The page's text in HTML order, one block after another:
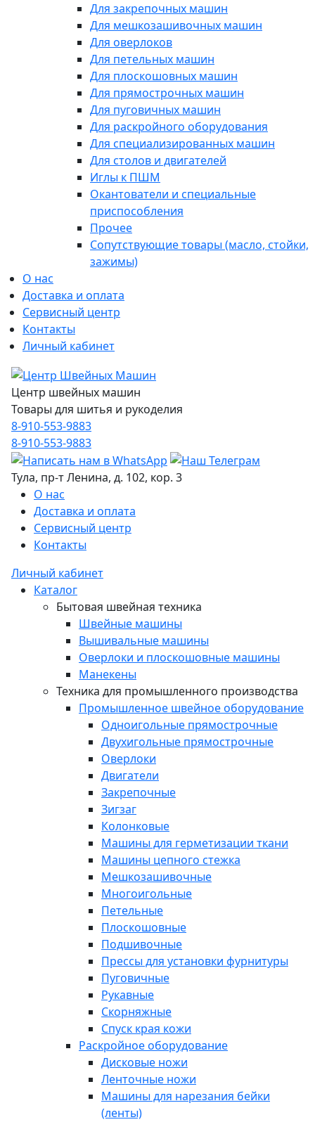
Для закрепочных машин
Для мешкозашивочных машин
Для оверлоков
Для петельных машин
Для плоскошовных машин
Для прямострочных машин
Для пуговичных машин
Для раскройного оборудования
Для специализированных машин
Для столов и двигателей
Иглы к ПШМ
Окантователи и специальные
приспособления
Прочее
Сопутствующие товары (масло, стойки,
зажимы)
О нас
Доставка и оплата
Сервисный центр
Контакты
Личный кабинет
Центр швейных машин
Товары для шитья и рукоделия
8-910-553-9883
8-910-553-9883
Тула, пр-т Ленина, д. 102, кор. 3
О нас
Доставка и оплата
Сервисный центр
Контакты
Личный кабинет
Каталог
Бытовая швейная техника
Швейные машины
Вышивальные машины
Оверлоки и плоскошовные машины
Манекены
Техника для промышленного производства
Промышленное швейное оборудование
Одноигольные прямострочные
Двухигольные прямострочные
Оверлоки
Двигатели
Закрепочные
Зигзаг
Колонковые
Машины для герметизации ткани
Машины цепного стежка
Мешкозашивочные
Многоигольные
Петельные
Плоскошовные
Подшивочные
Прессы для установки фурнитуры
Пуговичные
Рукавные
Скорняжные
Спуск края кожи
Раскройное оборудование
Дисковые ножи
Ленточные ножи
Машины для нарезания бейки
(ленты)